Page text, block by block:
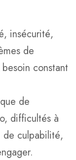
insécurité,
de
constant
de
difficultés à
de culpabilité,